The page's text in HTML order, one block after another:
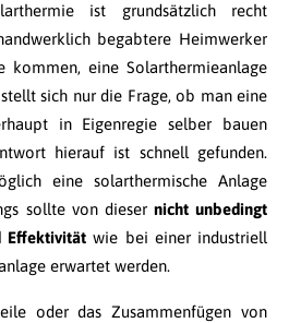
ist grundsätzlich recht
begabtere Heimwerker
kommen, eine Solarthermieanlage
sich nur die Frage, ob man eine
in Eigenregie selber bauen
hierauf ist schnell gefunden.
eine solarthermische Anlage
sollte von dieser nicht unbedingt
Effektivität wie bei einer industriell
erwartet werden.
oder das Zusammenfügen von